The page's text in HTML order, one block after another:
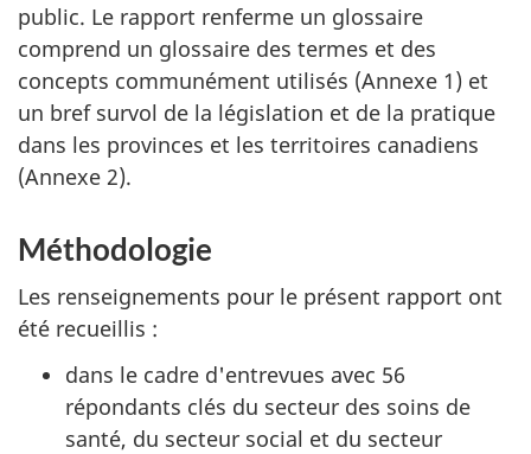
public. Le rapport renferme un glossaire
comprend un glossaire des termes et des
concepts communément utilisés (Annexe 1) et
un bref survol de la législation et de la pratique
dans les provinces et les territoires canadiens
(Annexe 2).
Méthodologie
Les renseignements pour le présent rapport ont
été recueillis :
dans le cadre d'entrevues avec 56
répondants clés du secteur des soins de
santé, du secteur social et du secteur